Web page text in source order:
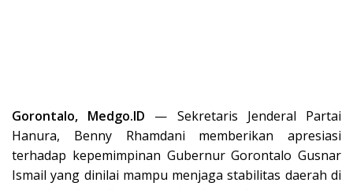
Gorontalo, Medgo.ID — Sekretaris Jenderal Partai
Hanura, Benny Rhamdani memberikan apresiasi
terhadap kepemimpinan Gubernur Gorontalo Gusnar
Ismail yang dinilai mampu menjaga stabilitas daerah di